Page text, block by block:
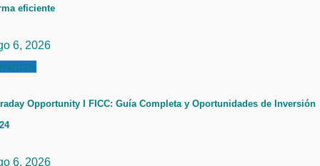
eficiente
6, 2026
Opportunity I FICC: Guía Completa y Oportunidades de Inversión
6, 2026